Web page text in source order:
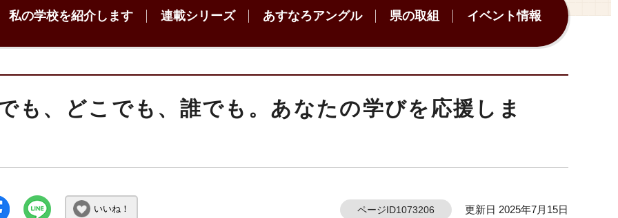
私の学校を紹介します 連載シリーズ あすなろアングル 県の取組 イベント情報
も、どこでも、誰でも。あなたの学びを応援しま
いいね！ ページID1073206 更新日 2025年7月15日